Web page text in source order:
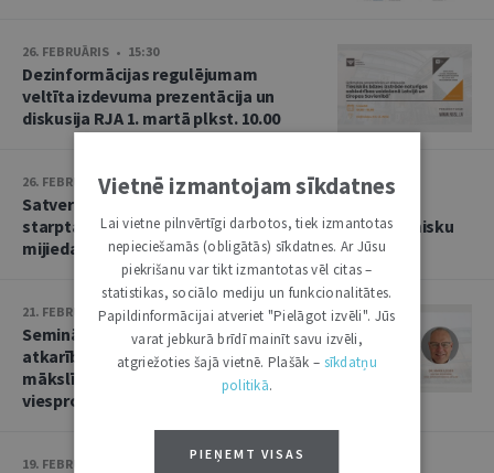
26. FEBRUĀRIS • 15:30
Dezinformācijas regulējumam
veltīta izdevuma prezentācija un
diskusija RJA 1. martā plkst. 10.00
26. FEBRUĀRIS • 13:08
Satversmes tiesa rīko konferenci par nacionālo,
starptautisko un Eiropas Savienības tiesību harmonisku
mijiedarbību
21. FEBRUĀRIS • 11:52
Seminārs par maldinošu dizainu,
atkarību izraisošām platformām un
mākslīgo intelektu ar RJA
viesprofesoru Dr. Marku Leiseru
19. FEBRUĀRIS • 10:55
Vietnē izmantojam sīkdatnes
Lai vietne pilnvērtīgi darbotos, tiek izmantotas
nepieciešamās (obligātās) sīkdatnes. Ar Jūsu
piekrišanu var tikt izmantotas vēl citas –
statistikas, sociālo mediju un funkcionalitātes.
Papildinformācijai atveriet "Pielāgot izvēli". Jūs
varat jebkurā brīdī mainīt savu izvēli,
atgriežoties šajā vietnē. Plašāk – sīkdatņu
politikā.
PIEŅEMT VISAS